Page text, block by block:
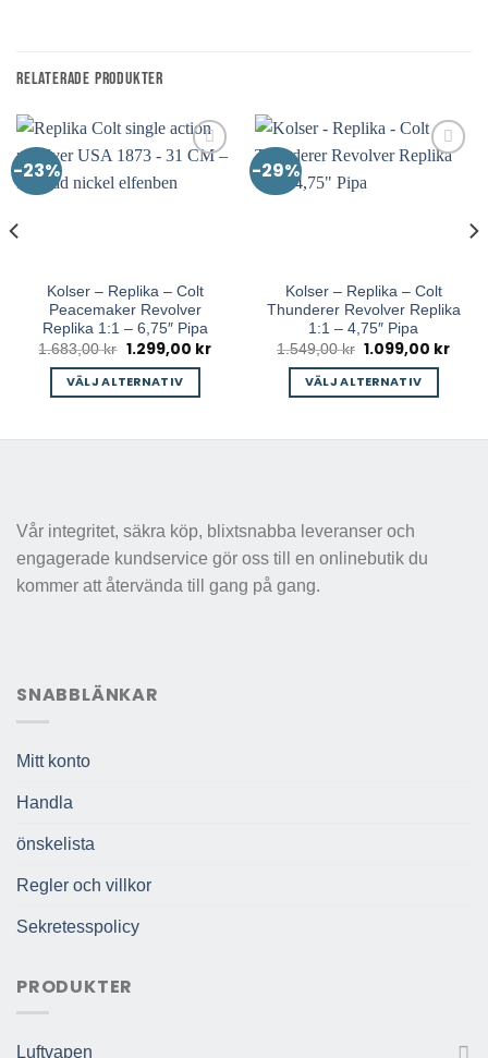
RELATERADE PRODUKTER
-23%
Kolser – Replika – Colt
Peacemaker Revolver
Replika 1:1 – 6,75″ Pipa
1.683,00kr Det
ursprungliga
priset
var:
1.299,00 krDet
VÄLJ ALTERNATIV
varianter.
olika
alternativen
-29%
Kolser – Replika – Colt
Thunderer Revolver Replika
1:1 – 4,75″ Pipa
1.549,00kr Det
ursprungliga
priset
var:
1.099,00 krDet
VÄLJ ALTERNATIV
varianter.
olika
Vår integritet, säkra köp, blixtsnabba leveranser och
engagerade kundservice gör oss till en onlinebutik du
kommer att återvända till gang på gang.
SNABBLÄNKAR
Mitt konto
Handla
önskelista
Regler och villkor
Sekretesspolicy
PRODUKTER
Luftvapen